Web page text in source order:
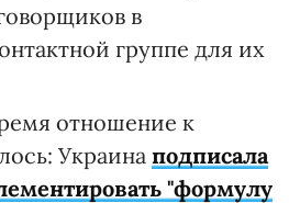
в
группе для их
отношение к
Украина подписала
"формулу